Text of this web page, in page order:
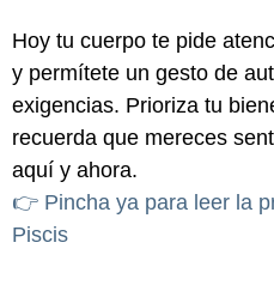
Hoy tu cuerpo te pide
y permítete un gesto de
exigencias. Prioriza tu
recuerda que mereces
aquí y ahora.
👉 Pincha ya para leer la
Piscis